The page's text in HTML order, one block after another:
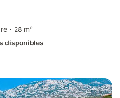
28 m²
disponibles